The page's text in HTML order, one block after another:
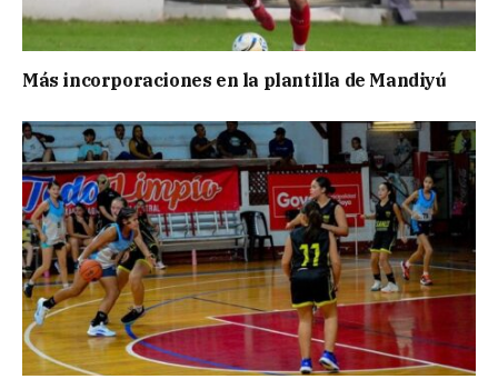
Más incorporaciones en la plantilla de Mandiyú